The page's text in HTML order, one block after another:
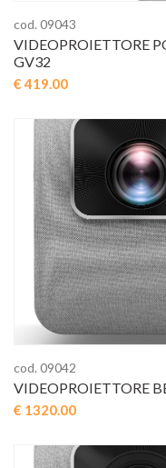
cod. 09043
VIDEOPROIETTORE
GV32
€ 419.00
cod. 09042
VIDEOPROIETTORE
€ 1320.00